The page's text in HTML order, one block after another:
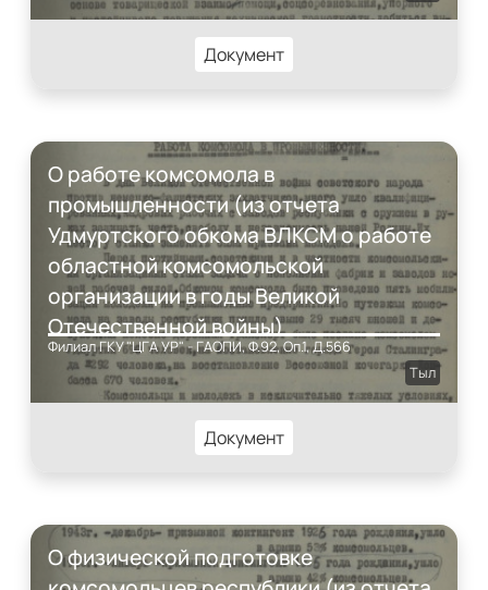
Документ
О работе комсомола в
промышленности (из отчета
Удмуртского обкома ВЛКСМ о работе
областной комсомольской
организации в годы Великой
Отечественной войны)
Филиал ГКУ "ЦГА УР" - ГАОПИ, Ф.92, Оп.1, Д.566
Тыл
Документ
О физической подготовке